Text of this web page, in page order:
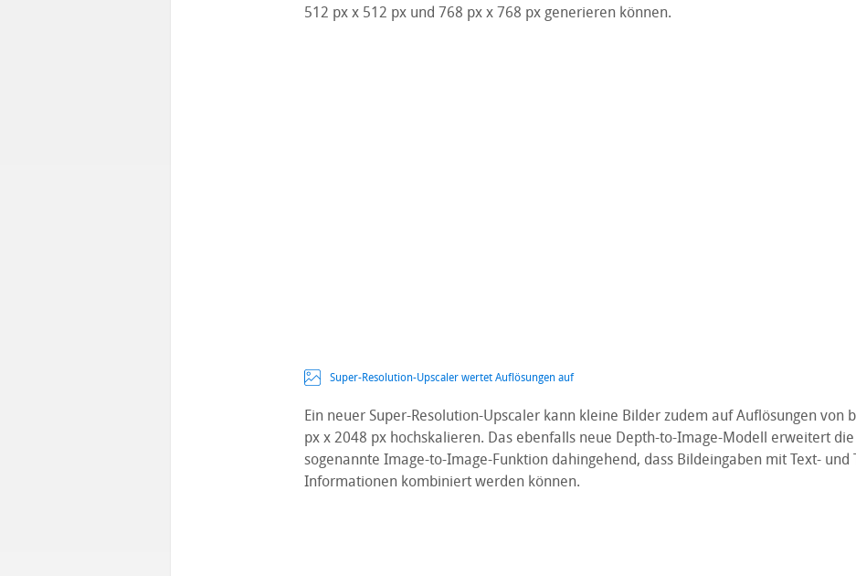
512 px x 512 px und 768 px x 768 px generieren können.
Super-Resolution-Upscaler wertet Auflösungen auf
Ein neuer Super-Resolution-Upscaler kann kleine Bilder zudem auf Auflösungen von
px x 2048 px hochskalieren. Das ebenfalls neue Depth-to-Image-Modell erweitert die
sogenannte Image-to-Image-Funktion dahingehend, dass Bildeingaben mit Text- und
Informationen kombiniert werden können.